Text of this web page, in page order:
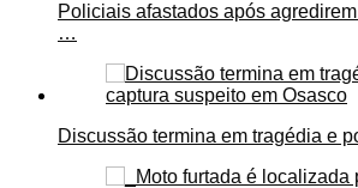
Policiais afastados após
…
Discussão termina em tragédia e